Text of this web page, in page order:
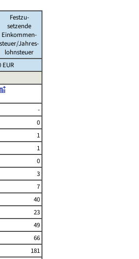
Festzu-
setzende
Einkommen-
steuer/Jahres-
lohnsteuer
EUR
-
0
1
1
0
3
7
40
23
49
66
181